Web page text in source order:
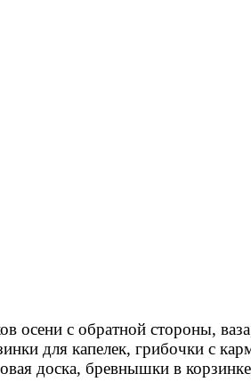
осени с обратной стороны,
для капелек, грибочки с
доска, бревнышки в